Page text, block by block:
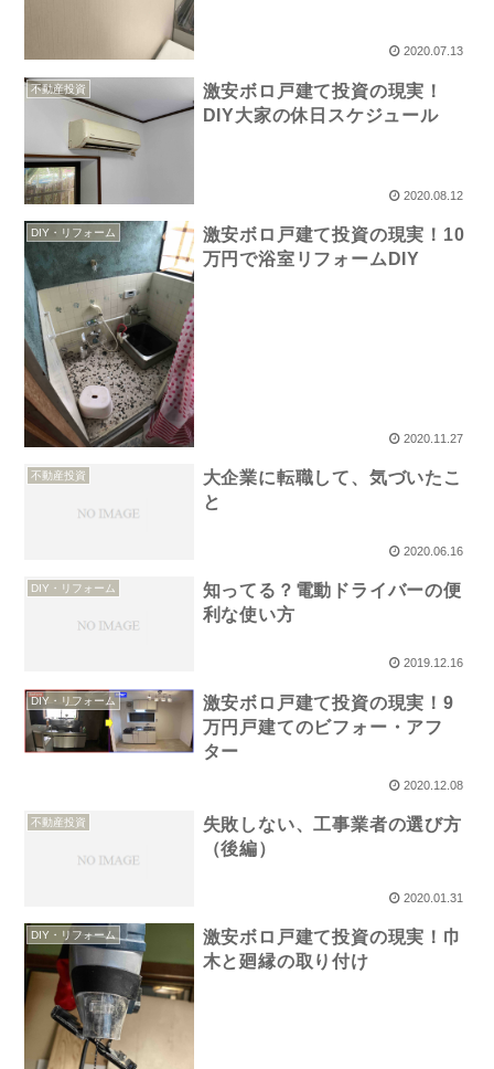
2020.07.13
不動産投資
激安ボロ戸建て投資の現実！
DIY大家の休日スケジュール
2020.08.12
DIY・リフォーム
激安ボロ戸建て投資の現実！10
万円で浴室リフォームDIY
2020.11.27
不動産投資
大企業に転職して、気づいたこ
と
2020.06.16
DIY・リフォーム
知ってる？電動ドライバーの便
利な使い方
2019.12.16
DIY・リフォーム
激安ボロ戸建て投資の現実！9
万円戸建てのビフォー・アフ
ター
2020.12.08
不動産投資
失敗しない、工事業者の選び方
（後編）
2020.01.31
DIY・リフォーム
激安ボロ戸建て投資の現実！巾
木と廻縁の取り付け